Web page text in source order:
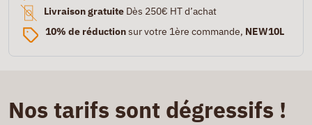
Livraison gratuite Dès 250€ HT d’achat
10% de réductionsur votre 1ère commande, NEW10L
Nos tarifs sont dégressifs !